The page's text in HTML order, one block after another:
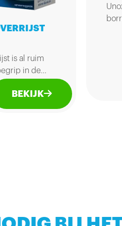
is al ruim
in de
door de grote,
BEKIJK